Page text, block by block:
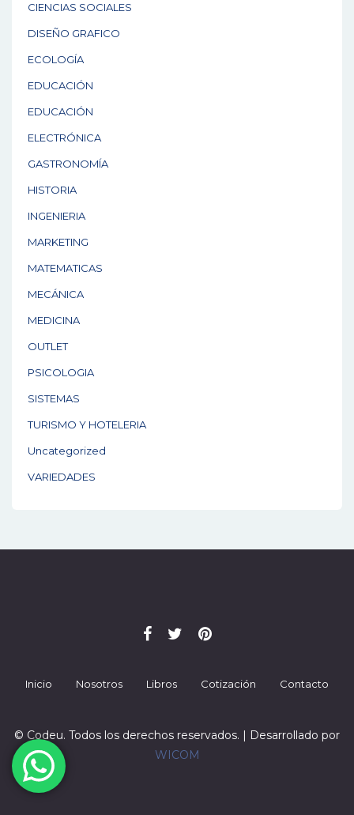
CIENCIAS SOCIALES
DISEÑO GRAFICO
ECOLOGÍA
EDUCACIÓN
EDUCACIÓN
ELECTRÓNICA
GASTRONOMÍA
HISTORIA
INGENIERIA
MARKETING
MATEMATICAS
MECÁNICA
MEDICINA
OUTLET
PSICOLOGIA
SISTEMAS
TURISMO Y HOTELERIA
Uncategorized
VARIEDADES
Inicio Nosotros Libros Cotización Contacto
© Codeu. Todos los derechos reservados. | Desarrollado por
WICOM